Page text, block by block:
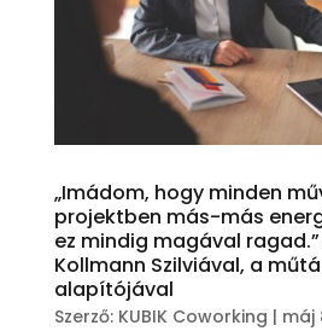
„Imádom, hogy minden
projektben más-más
ez mindig magával
Kollmann Szilviával, a
alapítójával
Szerző: KUBIK Coworking | máj